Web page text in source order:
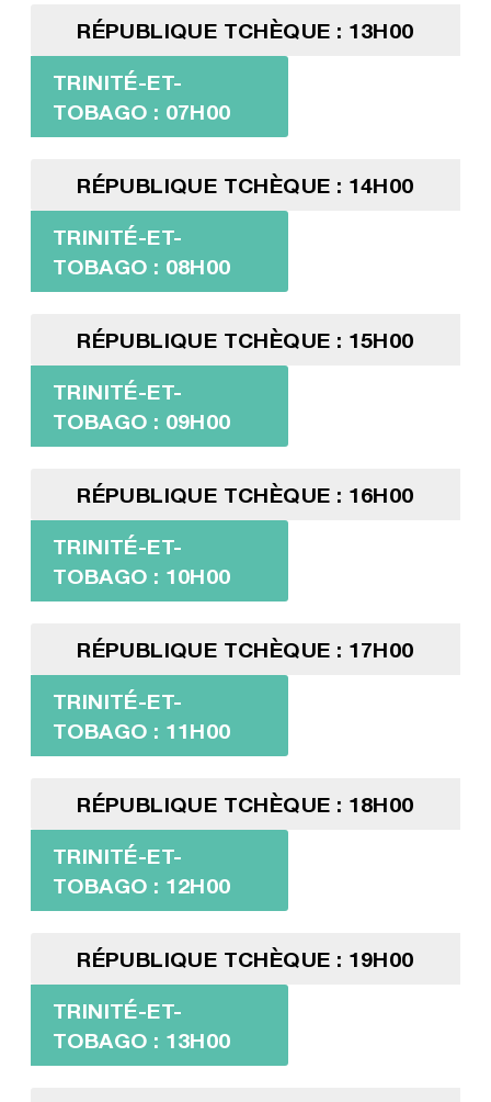
RÉPUBLIQUE TCHÈQUE : 13H00
TRINITÉ-ET-
TOBAGO : 07H00
RÉPUBLIQUE TCHÈQUE : 14H00
TRINITÉ-ET-
TOBAGO : 08H00
RÉPUBLIQUE TCHÈQUE : 15H00
TRINITÉ-ET-
TOBAGO : 09H00
RÉPUBLIQUE TCHÈQUE : 16H00
TRINITÉ-ET-
TOBAGO : 10H00
RÉPUBLIQUE TCHÈQUE : 17H00
TRINITÉ-ET-
TOBAGO : 11H00
RÉPUBLIQUE TCHÈQUE : 18H00
TRINITÉ-ET-
TOBAGO : 12H00
RÉPUBLIQUE TCHÈQUE : 19H00
TRINITÉ-ET-
TOBAGO : 13H00